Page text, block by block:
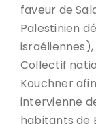
faveur de
Palestinien
Collectif
Kouchner
intervienne
habitants de